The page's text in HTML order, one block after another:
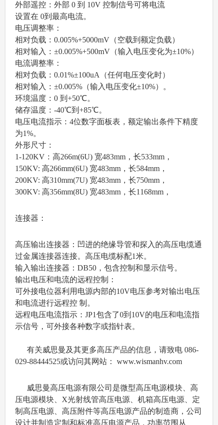
外部遥控：外部 0 到 10V 控制信号可将电流
设置在 0到最高电流。
电压调整率：
相对负载：0.005%+5000mV（空载到额定负载）
相对输入：±0.005%+500mV（输入电压变化为±10%）
电流调整率：
相对负载：0.01%±100uA（任何电压变化时）
相对输入：±0.005%（输入电压变化±10%）。
环境温度：0 到+50℃。
储存温度：-40℃到+85℃。
电压电流指示：4位数字面板表，额定输出条件下精度
为1%。
外形尺寸：
1-120KV：高266m(6U) 宽483mm，长533mm，
150KV: 高266mm(6U) 宽483mm，长584mm，
200KV: 高310mm(7U) 宽483mm，长750mm，
300KV: 高356mm(8U) 宽483mm，长1168mm，
连接器：
高压输出连接器：凹进的绝缘导管和探入的高压电缆通
过金属连接器连接。高压电缆标配1米。
输入输出连接器：DB50，包含控制和显示信号。
输出电压和电流的远程控制：
可外接电位器利用电源内部的10V电压参考对输出电压
和电流进行远程控 制。
远程电压电流指示：JP1包含了0到10V的电压和电流指
示信号，可外接各种数字或指针表。
有关威思曼及其更多高压产品的信息，请致电 086-
029-88444525或访问其网站： www.wismanhv.com
威思曼高压电源有限公司是微型高压电源模块、高
压电源模块、X光射线管高压电源、机箱高压电源、定
制高压电源、高压附件等高压电源产品的制造商，公司
设计并制造定制和标准高压电源产品，功率范围从